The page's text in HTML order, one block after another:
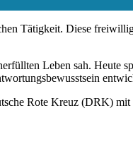
Tätigkeit. Diese
Leben sah. Heute
Rote Kreuz (DRK)